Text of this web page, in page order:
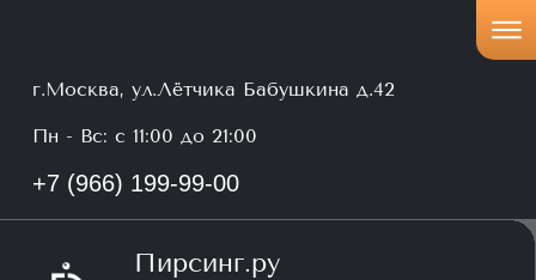
г.Москва, ул.Лётчика Бабушкина д.42
Пн - Вс: с 11:00 до 21:00
+7 (966) 199-99-00
Пирсинг.ру